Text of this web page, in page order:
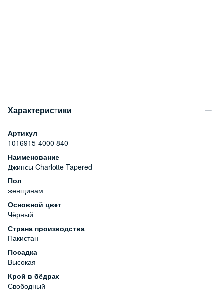
Характеристики
Артикул
1016915-4000-840
Наименование
Джинсы Charlotte Tapered
Пол
женщинам
Основной цвет
Чёрный
Страна производства
Пакистан
Посадка
Высокая
Крой в бёдрах
Свободный